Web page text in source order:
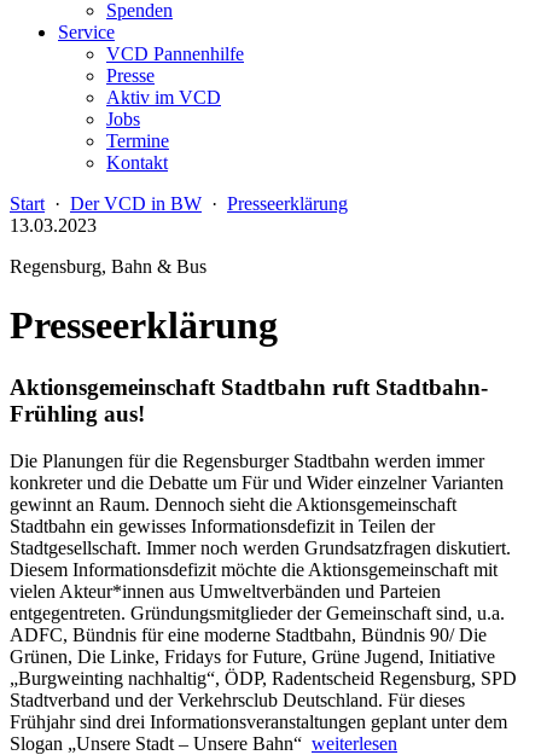
Spenden
Service
VCD Pannenhilfe
Presse
Aktiv im VCD
Jobs
Termine
Kontakt
Start · Der VCD in BW · Presseerklärung
13.03.2023
Regensburg, Bahn & Bus
Presseerklärung
Aktionsgemeinschaft Stadtbahn ruft Stadtbahn-
Frühling aus!
Die Planungen für die Regensburger Stadtbahn werden immer
konkreter und die Debatte um Für und Wider einzelner Varianten
gewinnt an Raum. Dennoch sieht die Aktionsgemeinschaft
Stadtbahn ein gewisses Informationsdefizit in Teilen der
Stadtgesellschaft. Immer noch werden Grundsatzfragen diskutiert.
Diesem Informationsdefizit möchte die Aktionsgemeinschaft mit
vielen Akteur*innen aus Umweltverbänden und Parteien
entgegentreten. Gründungsmitglieder der Gemeinschaft sind, u.a.
ADFC, Bündnis für eine moderne Stadtbahn, Bündnis 90/ Die
Grünen, Die Linke, Fridays for Future, Grüne Jugend, Initiative
„Burgweinting nachhaltig“, ÖDP, Radentscheid Regensburg, SPD
Stadtverband und der Verkehrsclub Deutschland. Für dieses
Frühjahr sind drei Informationsveranstaltungen geplant unter dem
Slogan „Unsere Stadt – Unsere Bahn“ weiterlesen